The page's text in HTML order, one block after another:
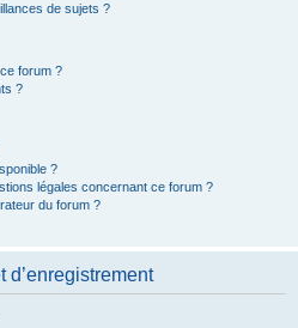
de sujets ?
forum ?
?
?
légales concernant ce forum ?
du forum ?
d’enregistrement